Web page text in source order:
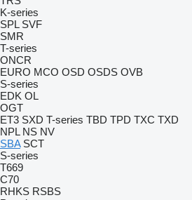
K-series
SPL SVF
SMR
T-series
ONCR
EURO MCO OSD OSDS OVB
S-series
EDK OL
OGT
ET3 SXD T-series TBD TPD TXC TXD
NPL NS NV
SBA SCT
S-series
T669
C70
RHKS RSBS